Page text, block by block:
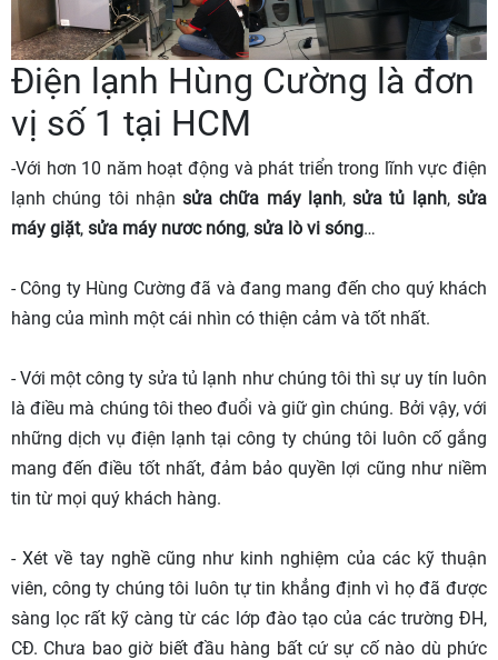
Điện lạnh Hùng Cường là đơn
vị số 1 tại HCM
-Với hơn 10 năm hoạt động và phát triển trong lĩnh vực điện
lạnh chúng tôi nhậnsửa chữa máy lạnh,sửa tủ lạnh,sửa
máy giặt, sửa máy nươc nóng, sửa lò vi sóng…
- Công ty Hùng Cường đã và đang mang đến cho quý khách
hàng của mình một cái nhìn có thiện cảm và tốt nhất.
- Với một công ty sửa tủ lạnh như chúng tôi thì sự uy tín luôn
là điều mà chúng tôi theo đuổi và giữ gìn chúng. Bởi vậy, với
những dịch vụ điện lạnh tại công ty chúng tôi luôn cố gắng
mang đến điều tốt nhất, đảm bảo quyền lợi cũng như niềm
tin từ mọi quý khách hàng.
- Xét về tay nghề cũng như kinh nghiệm của các kỹ thuận
viên, công ty chúng tôi luôn tự tin khẳng định vì họ đã được
sàng lọc rất kỹ càng từ các lớp đào tạo của các trường ĐH,
CĐ. Chưa bao giờ biết đầu hàng bất cứ sự cố nào dù phức